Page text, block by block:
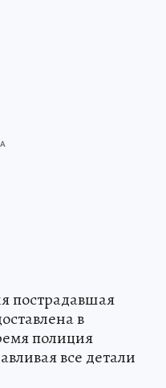
пострадавшая
в
полиция
все детали